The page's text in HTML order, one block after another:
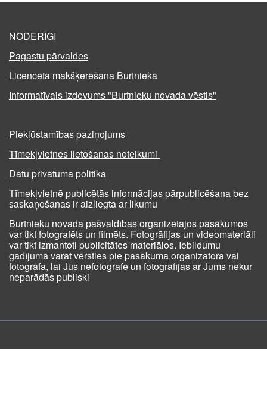
NODERĪGI
Pagastu pārvaldes
Licencētā makšķerēšana Burtniekā
Informatīvais izdevums "Burtnieku novada vēstis"
Piekļūstamības paziņojums
Tīmekļvietnes lietošanas noteikumi
Datu privātuma politika
Tīmekļvietnē publicētās informācijas pārpublicēšana bez
saskaņošanas ir aizliegta ar likumu
Burtnieku novada pašvaldības organizētajos pasākumos
var tikt fotografēts un filmēts. Fotogrāfijas un videomateriāli
var tikt izmantoti publicitātes materiālos. Iebildumu
gadījumā varat vērsties pie pasākuma organizatora vai
fotogrāfa, lai Jūs nefotografē un fotogrāfijas ar Jums nekur
neparādās publiski